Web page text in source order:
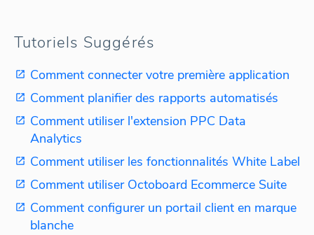
Tutoriels Suggérés
Comment connecter votre première application
Comment planifier des rapports automatisés
Comment utiliser l'extension PPC Data
Analytics
Comment utiliser les fonctionnalités White Label
Comment utiliser Octoboard Ecommerce Suite
Comment configurer un portail client en marque
blanche